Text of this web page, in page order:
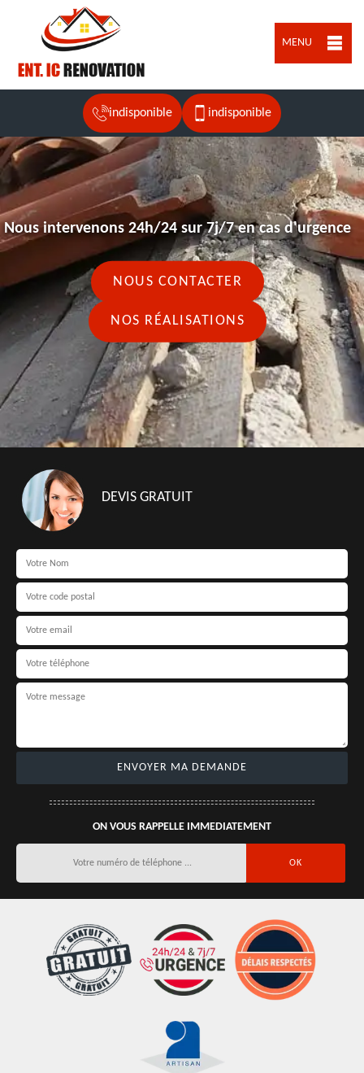
MENU
indisponible indisponible
Nous intervenons 24h/24 sur 7j/7 en cas d'urgence
NOUS CONTACTER
NOS RÉALISATIONS
DEVIS GRATUIT
ON VOUS RAPPELLE IMMEDIATEMENT